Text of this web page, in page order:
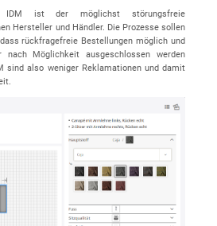
IDM ist der möglichst störungsfreie
Hersteller und Händler. Die Prozesse sollen
rückfragefreie Bestellungen möglich und
nach Möglichkeit ausgeschlossen werden
sind also weniger Reklamationen und damit